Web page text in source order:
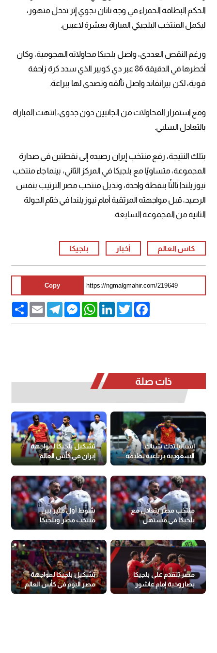
الحكم البطاقة الحمراء في وجه ناثان نجوي إثر تدخل متهور،
ليكمل المنتخب البلجيكي المباراة بعشرة لاعبين.
ورغم النقص العددي، واصل بلجيكا محاولاته الهجومية، وكان
أخطرها في الدقيقة 86 عبر دي كويبر الذي سدد كرة زاحفة
قوية، لكن بيرانفاند واصل تألقه وتصدى لها ببراعة.
ومع استمرار المحاولات من الجانبين دون جدوى، انتهت المباراة
بالتعادل السلبي.
بتلك النتيجة، رفع منتخب إيران رصيده إلى نقطتين في صدارة
المجموعة، متساويًا مع بلجيكا في المركز الثاني، بينما جاء منتخب
نيوزيلندا ثالثًا بنقطة واحدة، وتذيل منتخب مصر الترتيب بنفس
الرصيد، قبل مواجهته المرتقبة أمام نيوزيلندا في ختام الجولة
الثانية من المجموعة السابعة.
كاس العالم أخبار بلجيكا
Copy
Share Email
TelegramMessengerWhatsAppLinkedInTwitter
Facebook
ذات صلة
إسبانيا تدك شباك
السعودية برباعية نظيفة
في المونديال
تشكيل بلجيكا لمواجهة
إيران في كأس العالم
منتخب مصر يتعادل مع
بلجيكا في مستهل
مشواره بالمونديال
شوط أول مثير بين
منتخب مصر وبلجيكا
(فيديو)
مصر تتقدم على بلجيكا
بصاروخية إمام عاشور
(فيديو)
تشكيل بلجيكا لمواجهة
مصر اليوم في كأس العالم